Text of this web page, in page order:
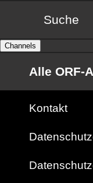
Suche
Channels
Alle ORF-
Kontakt